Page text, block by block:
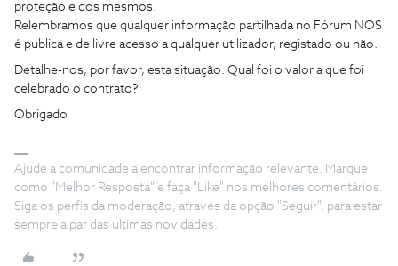
proteção e dos mesmos.
Relembramos que qualquer informação partilhada no Fórum NOS
é publica e de livre acesso a qualquer utilizador, registado ou não.
Detalhe-nos, por favor, esta situação. Qual foi o valor a que foi
celebrado o contrato?
Obrigado
Ajude a comunidade a encontrar informação relevante. Marque
como "Melhor Resposta" e faça "Like" nos melhores comentários.
Siga os perfis da moderação, através da opção "Seguir", para estar
sempre a par das ultimas novidades.